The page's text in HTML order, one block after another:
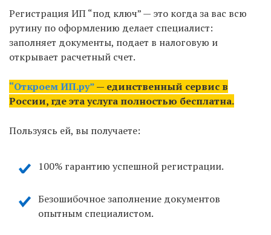
Регистрация ИП “под ключ” — это когда за вас всю
рутину по оформлению делает специалист:
заполняет документы, подает в налоговую и
открывает расчетный счет.
“Откроем ИП.ру”— единственный сервис в
России, где эта услуга полностью бесплатна.
Пользуясь ей, вы получаете:
100% гарантию успешной регистрации.
Безошибочное заполнение документов
опытным специалистом.